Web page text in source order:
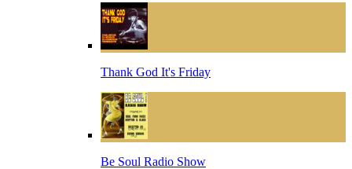
Thank God It's Friday
Be Soul Radio Show